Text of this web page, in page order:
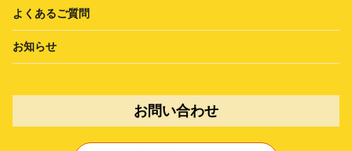
よくあるご質問
お知らせ
お問い合わせ